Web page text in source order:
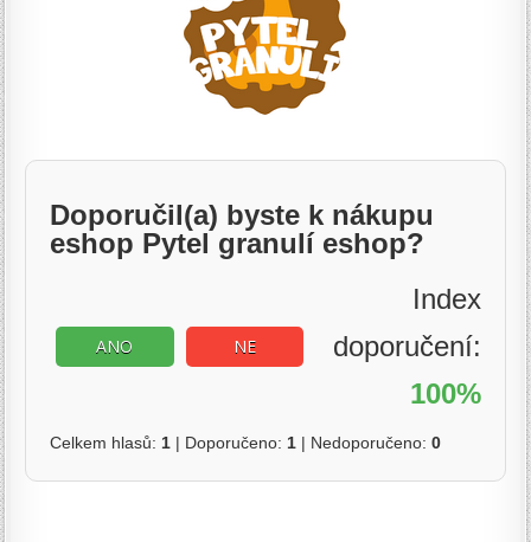
Doporučil(a) byste k nákupu
eshop Pytel granulí eshop?
ANO NE
Index
doporučení:
100%
Celkem hlasů: 1 | Doporučeno: 1 | Nedoporučeno:0